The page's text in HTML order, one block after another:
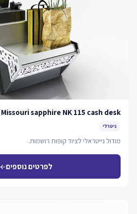
Missouri sapphire NK 115 cash desk
ניטרלי
מודול נייטראלי לציוד קופות רושמות.
לפרטים נוספיםarrow_back